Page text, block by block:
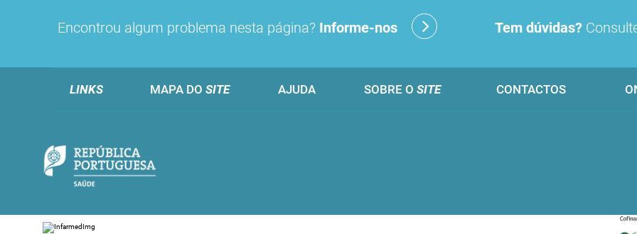
Encontrou algum problema nesta página? Informe-nos Tem dúvidas?
LINKS MAPA DO SITE AJUDA SOBRE O SITE CONTACTOS